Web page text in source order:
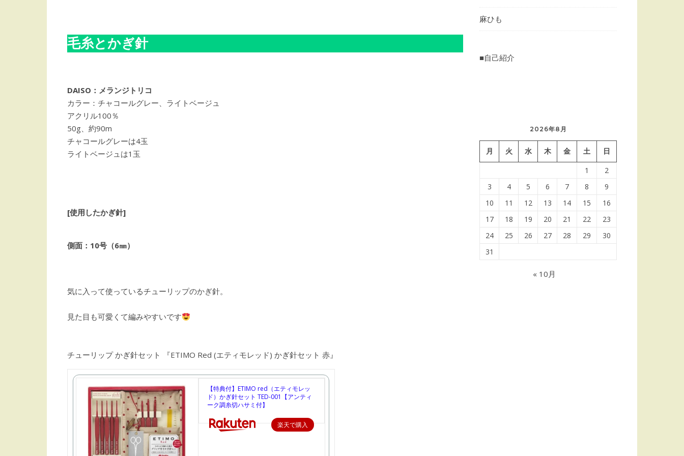
毛糸とかぎ針
DAISO：メランジトリコ
カラー：チャコールグレー、ライトベージュ
アクリル100％
50g、約90m
チャコールグレーは4玉
ライトベージュは1玉
[使用したかぎ針]
側面：10号（6㎜）
気に入って使っているチューリップのかぎ針。
見た目も可愛くて編みやすいです
チューリップ かぎ針セット 『ETIMO Red (エティモレッド) かぎ針セット 赤』
【特典付】ETIMO red（エティモレッ
ド）かぎ針セット TED-001【アンティ
ーク調糸切ハサミ付】
楽天で購入
麻ひも
■自己紹介
2026年8月
月 火 水 木 金 土 日
1
2
3
4 5 6 7 8
9
10
11 12 13 14 15
16
17
18 19 20 21 22
23
24
25 26 27 28 29
30
31
« 10月